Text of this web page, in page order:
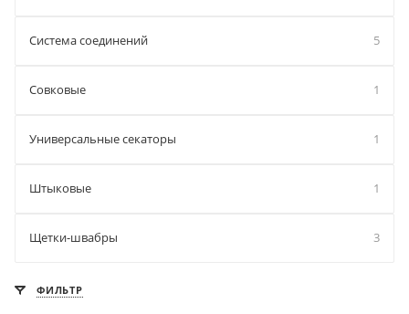
Система соединений 5
Совковые 1
Универсальные секаторы 1
Штыковые 1
Щетки-швабры 3
ФИЛЬТР